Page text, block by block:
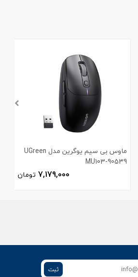
ماوس بی سیم یوگرین مدل UGreen
MU103-90539
7,179,000 تومان
ثبت